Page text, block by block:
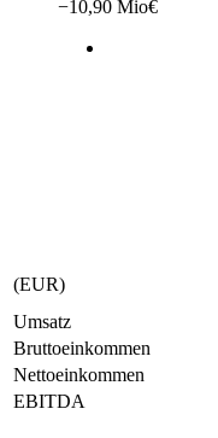
−10,90 Mio€
(EUR)
Umsatz
Bruttoeinkommen
Nettoeinkommen
EBITDA